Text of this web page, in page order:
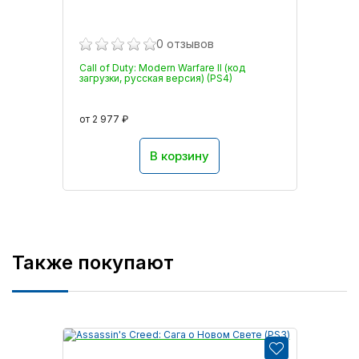
0 отзывов
Call of Duty: Modern Warfare II (код
загрузки, русская версия) (PS4)
от 2 977 ₽
В корзину
Также покупают